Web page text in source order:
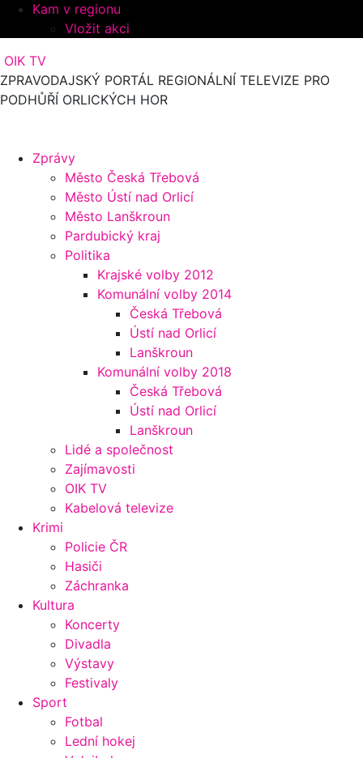
Kam v regionu
Vložit akci
OIK TV
ZPRAVODAJSKÝ PORTÁL REGIONÁLNÍ TELEVIZE PRO
PODHŮŘÍ ORLICKÝCH HOR
Zprávy
Město Česká Třebová
Město Ústí nad Orlicí
Město Lanškroun
Pardubický kraj
Politika
Krajské volby 2012
Komunální volby 2014
Česká Třebová
Ústí nad Orlicí
Lanškroun
Komunální volby 2018
Česká Třebová
Ústí nad Orlicí
Lanškroun
Lidé a společnost
Zajímavosti
OIK TV
Kabelová televize
Krimi
Policie ČR
Hasiči
Záchranka
Kultura
Koncerty
Divadla
Výstavy
Festivaly
Sport
Fotbal
Lední hokej